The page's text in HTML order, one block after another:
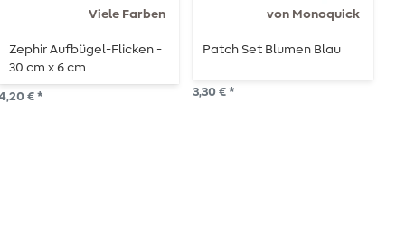
Viele Farben
Zephir Aufbügel-Flicken -
30 cm x 6 cm
€ *
von Monoquick
Patch Set Blumen Blau
3,30 € *